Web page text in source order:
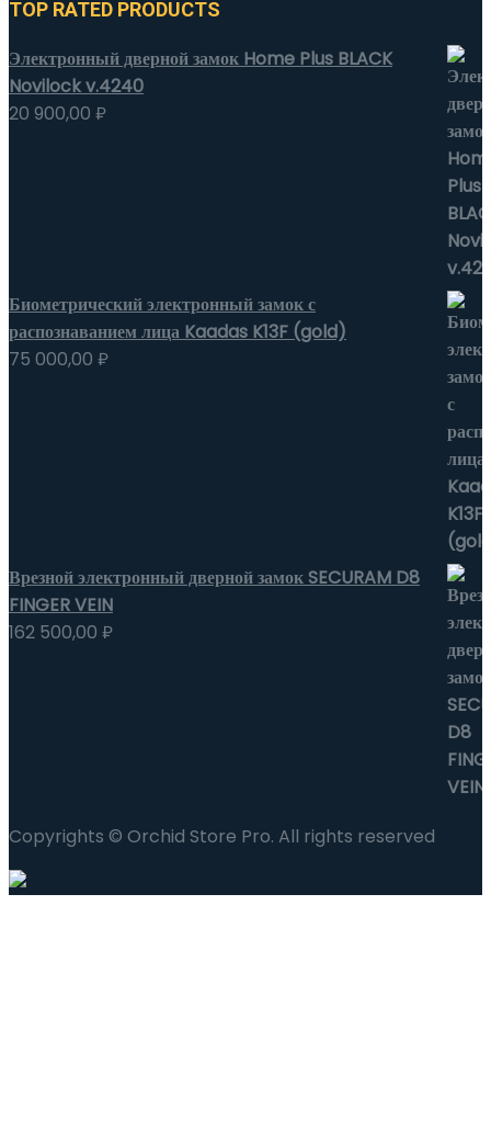
TOP RATED PRODUCTS
Электронный дверной замок Home Plus BLACK
Novilock v.4240
20 900,00 ₽
Биометрический электронный замок с
распознаванием лица Kaadas K13F (gold)
75 000,00 ₽
Врезной электронный дверной замок SECURAM D8
FINGER VEIN
162 500,00 ₽
Copyrights © Orchid Store Pro. All rights reserved